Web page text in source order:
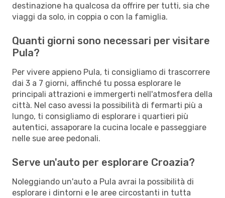
destinazione ha qualcosa da offrire per tutti, sia che
viaggi da solo, in coppia o con la famiglia.
Quanti giorni sono necessari per visitare
Pula?
Per vivere appieno Pula, ti consigliamo di trascorrere
dai 3 a 7 giorni, affinché tu possa esplorare le
principali attrazioni e immergerti nell'atmosfera della
città. Nel caso avessi la possibilità di fermarti più a
lungo, ti consigliamo di esplorare i quartieri più
autentici, assaporare la cucina locale e passeggiare
nelle sue aree pedonali.
Serve un'auto per esplorare Croazia?
Noleggiando un'auto a Pula avrai la possibilità di
esplorare i dintorni e le aree circostanti in tutta